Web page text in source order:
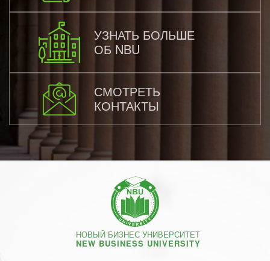
УЗНАТЬ БОЛЬШЕ
ОБ NBU
СМОТРЕТЬ
КОНТАКТЫ
НОВЫЙ БИЗНЕС УНИВЕРСИТЕТ
NEW BUSINESS UNIVERSITY